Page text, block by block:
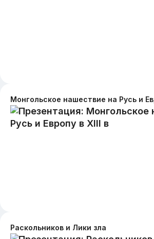
Монгольское нашествие на Русь и
Раскольников и Лики зла